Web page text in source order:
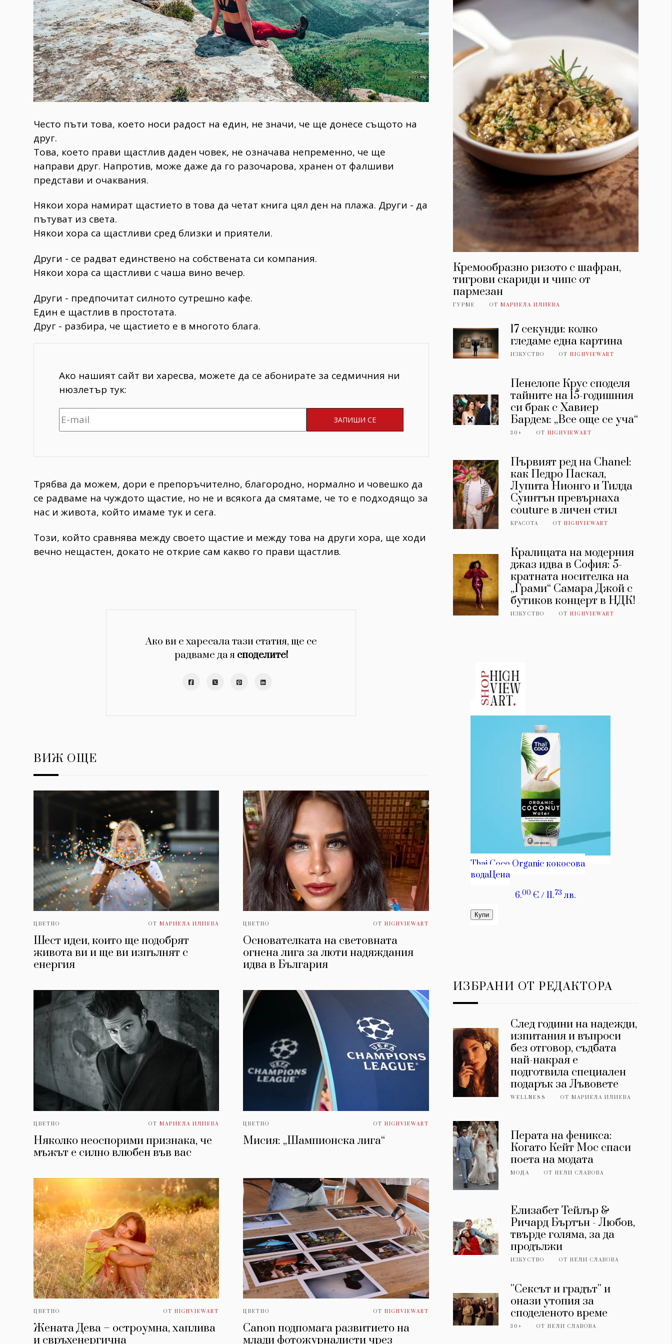
Често пъти това, което носи радост на един, не значи, че ще донесе същото на
друг.
Това, което прави щастлив даден човек, не означава непременно, че ще
направи друг. Напротив, може даже да го разочарова, хранен от фалшиви
представи и очаквания.
Някои хора намират щастието в това да четат книга цял ден на плажа. Други - да
пътуват из света.
Някои хора са щастливи сред близки и приятели.
Други - се радват единствено на собствената си компания.
Някои хора са щастливи с чаша вино вечер.
Други - предпочитат силното сутрешно кафе.
Един е щастлив в простотата.
Друг - разбира, че щастието е в многото блага.
Ако нашият сайт ви харесва, можете да се абонирате за седмичния ни
нюзлетър тук:
Трябва да можем, дори е препоръчително, благородно, нормално и човешко да
се радваме на чуждото щастие, но не и всякога да смятаме, че то е подходящо за
нас и живота, който имаме тук и сега.
Този, който сравнява между своето щастие и между това на други хора, ще ходи
вечно нещастен, докато не открие сам какво го прави щастлив.
Ако ви е харесала тази статия, ще се
радваме да я споделите!
ВИЖ ОЩЕ
ЦВЕТНО ОТМАРИЕЛА ИЛИЕВА
Шест идеи, които ще подобрят
живота ви и ще ви изпълнят с
енергия
ЦВЕТНО ОТ HIGHVIEWART
Основателката на световната
огнена лига за люти надяждания
идва в България
ЦВЕТНО ОТМАРИЕЛА ИЛИЕВА
Няколко неоспорими признака, че
мъжът е силно влюбен във вас
ЦВЕТНО ОТ HIGHVIEWART
Мисия: „Шампионска лига“
ЦВЕТНО ОТHIGHVIEWART
Жената Дева – остроумна, хаплива
и свръхенергична
ЦВЕТНО ОТ HIGHVIEWART
Canon подпомага развитието на
млади фотожурналисти чрез
Кремообразно ризото с шафран,
тигрови скариди и чипс от
пармезан
ГУРМЕ ОТ МАРИЕЛА ИЛИЕВА
17 секунди: колко
гледаме една картина
ИЗКУСТВО ОТHIGHVIEWART
Пенелопе Крус споделя
тайните на 15-годишния
си брак с Хавиер
Бардем: „Все още се уча“
30+ ОТHIGHVIEWART
Първият ред на Chanel:
как Педро Паскал,
Лупита Нионго и Тилда
Суинтън превърнаха
couture в личен стил
КРАСОТА ОТHIGHVIEWART
Кралицата на модерния
джаз идва в София: 5-
кратната носителка на
„Грами“ Самара Джой с
бутиков концерт в НДК!
ИЗКУСТВО ОТHIGHVIEWART
ИЗБРАНИ ОТ РЕДАКТОРА
След години на надежди,
изпитания и въпроси
без отговор, съдбата
най-накрая е
подготвила специален
подарък за Лъвовете
WELLNESS ОТМАРИЕЛА ИЛИЕВА
Перата на феникса:
Когато Кейт Мос спаси
поета на модата
МОДА ОТНЕЛИ СЛАВОВА
Елизабет Тейлър &
Ричард Бъртън - Любов,
твърде голяма, за да
продължи
ИЗКУСТВО ОТНЕЛИ СЛАВОВА
''Сексът и градът'' и
онази утопия за
споделеното време
30+ ОТНЕЛИ СЛАВОВА